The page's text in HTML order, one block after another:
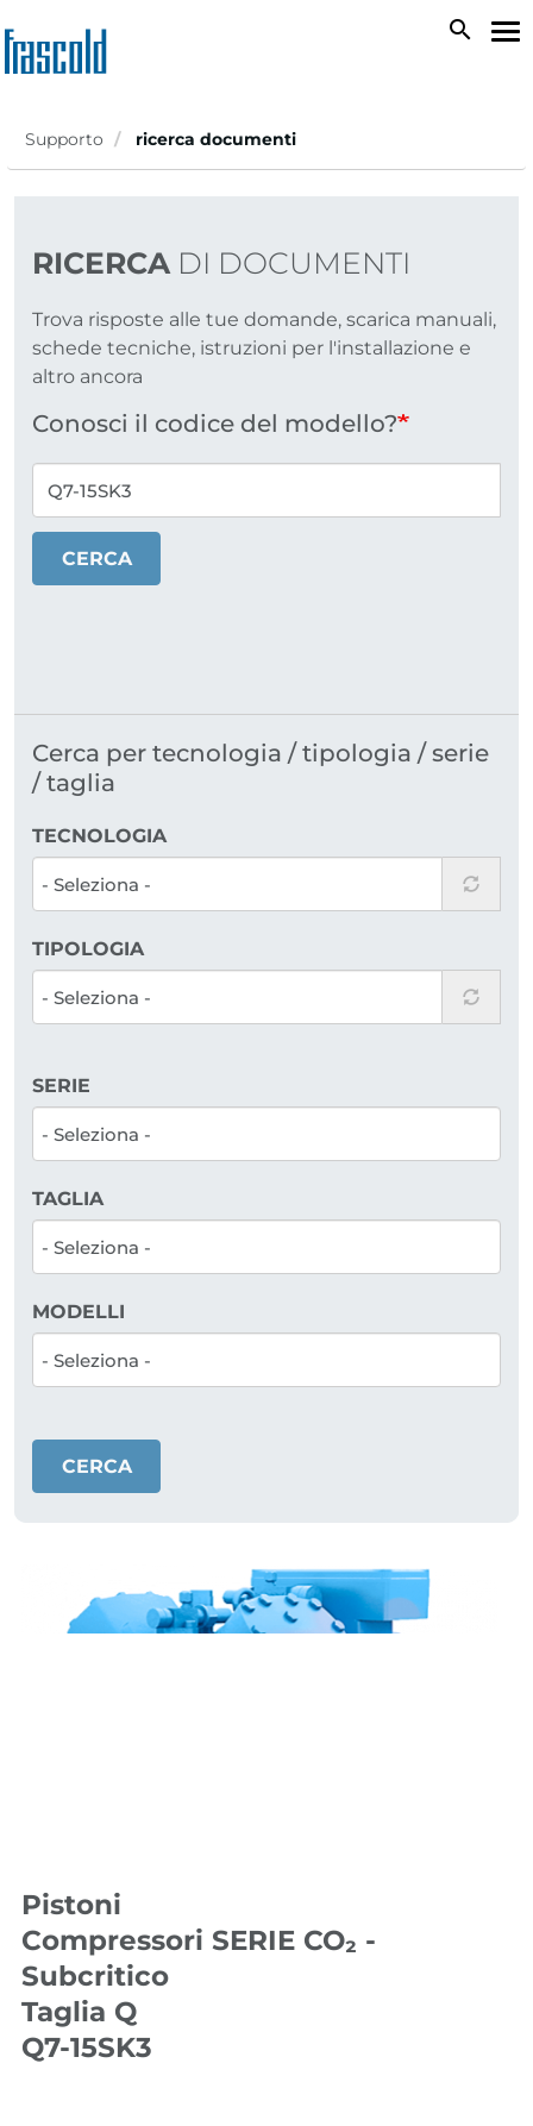
al
contenuto
search
Supporto ricerca documenti
RICERCADI DOCUMENTI
Trova risposte alle tue domande, scarica manuali,
schede tecniche, istruzioni per l'installazione e
altro ancora
Conosci il codice del modello?
CERCA
Pistoni
Compressori SERIE CO₂ -
Subcritico
Taglia Q
Q7-15SK3
Cerca per tecnologia / tipologia / serie
/ taglia
TECNOLOGIA
TIPOLOGIA
SERIE
TAGLIA
MODELLI
CERCA